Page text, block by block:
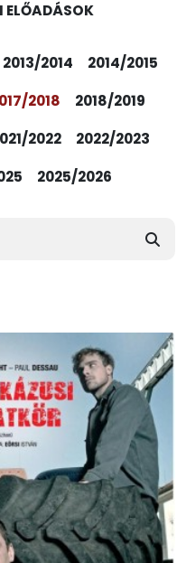
ELŐADÁSOK
2013/2014
2014/2015
2018
2018/2019
2022
2022/2023
2025/2026